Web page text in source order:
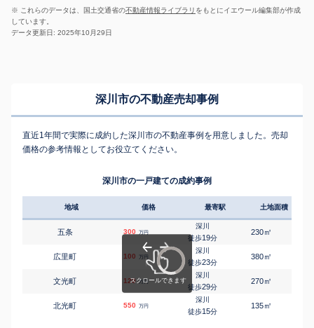
※ これらのデータは、国土交通省の不動産情報ライブラリ をもとにイエウール編集部が作成
しています。
データ更新日: 2025年10月29日
深川市の不動産売却事例
直近1年間で実際に成約した深川市の不動産事例を用意しました。売却
価格の参考情報としてお役立てください。
深川市の一戸建ての成約事例
地域 価格 最寄駅 土地面積
五条 300 万円
深川
徒歩19分
230㎡
広里町 100 万円
深川
徒歩23分
380㎡
文光町 120 万円
深川
徒歩29分
270㎡
北光町 550 万円
深川
徒歩15分
135㎡